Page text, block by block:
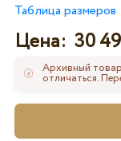
Таблица размеров
Цена: 30
Архивный
отличаться.